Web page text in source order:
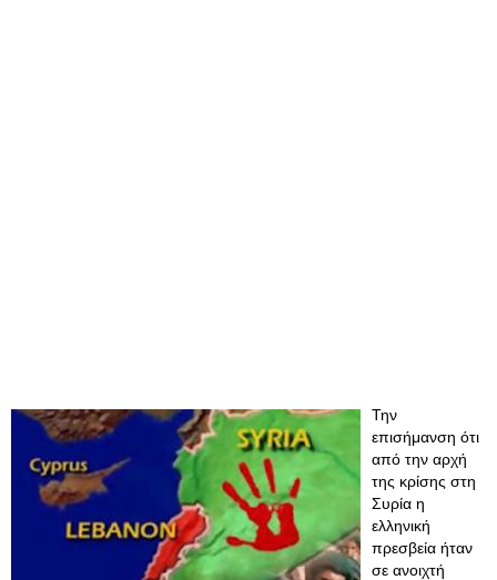
Την
επισήμανση ότι
από την αρχή
της κρίσης στη
Συρία η
ελληνική
πρεσβεία ήταν
σε ανοιχτή